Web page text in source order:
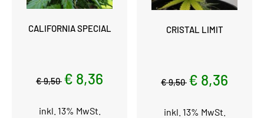
CALIFORNIA SPECIAL
€ 9,50 € 8,36
inkl. 13% MwSt.
CRISTAL LIMIT
€ 9,50 € 8,36
inkl. 13% MwSt.